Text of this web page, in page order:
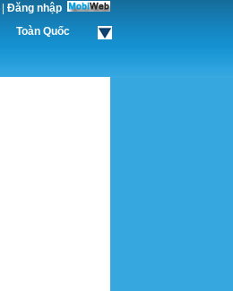
Đăng nhập
Toàn Quốc